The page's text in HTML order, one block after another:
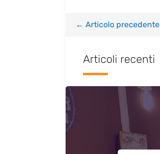
← Articolo precedente
Articoli recenti